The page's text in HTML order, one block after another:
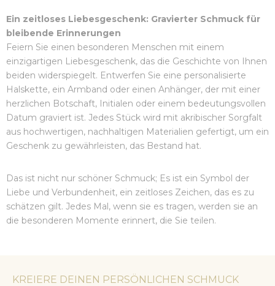
Ein zeitloses Liebesgeschenk: Gravierter Schmuck für
bleibende Erinnerungen
Feiern Sie einen besonderen Menschen mit einem
einzigartigen Liebesgeschenk, das die Geschichte von Ihnen
beiden widerspiegelt. Entwerfen Sie eine personalisierte
Halskette, ein Armband oder einen Anhänger, der mit einer
herzlichen Botschaft, Initialen oder einem bedeutungsvollen
Datum graviert ist. Jedes Stück wird mit akribischer Sorgfalt
aus hochwertigen, nachhaltigen Materialien gefertigt, um ein
Geschenk zu gewährleisten, das Bestand hat.
Das ist nicht nur schöner Schmuck; Es ist ein Symbol der
Liebe und Verbundenheit, ein zeitloses Zeichen, das es zu
schätzen gilt. Jedes Mal, wenn sie es tragen, werden sie an
die besonderen Momente erinnert, die Sie teilen.
KREIERE DEINEN PERSÖNLICHEN SCHMUCK